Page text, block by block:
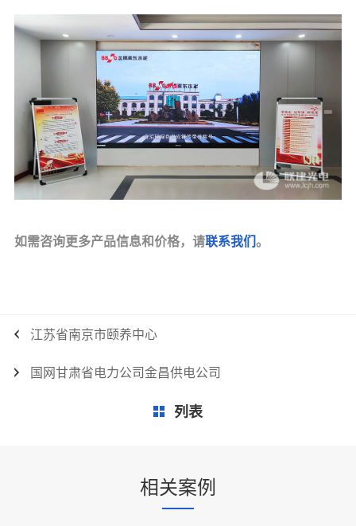
如需咨询更多产品信息和价格，请联系我们 。
江苏省南京市颐养中心
国网甘肃省电力公司金昌供电公司
列表
相关案例